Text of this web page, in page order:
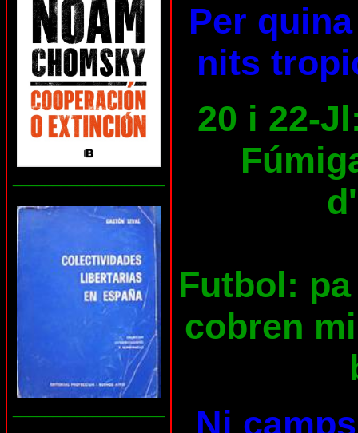
Per
nits
20 i 22-
Futbol:
cobren
Ni